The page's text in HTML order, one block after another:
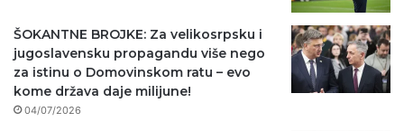
ŠOKANTNE BROJKE: Za velikosrpsku i
jugoslavensku propagandu više nego
za istinu o Domovinskom ratu – evo
kome država daje milijune!
04/07/2026